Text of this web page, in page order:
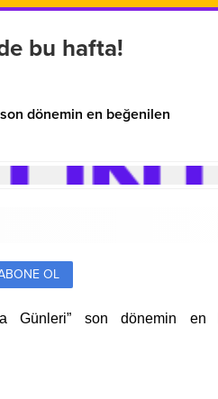
bu hafta!
dönemin en beğenilen
OL
Günleri” sondönemin en